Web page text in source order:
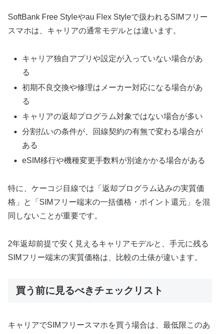
SoftBank Free Styleやau Flex Styleで扱われるSIMフリー
スマホは、キャリアの通常モデルとは違います。
キャリア独自アプリや設定が入っていない場合があ
る
初期不良交換や修理はメーカー対応になる場合があ
る
キャリアの返却プログラム対象ではない場合が多い
分割払いの条件が、回線契約の有無で変わる場合が
ある
eSIM移行や機種変更手数料が別途かかる場合がある
特に、ケーコジ目線では「返却プログラム込みの実質価
格」と「SIMフリー端末の一括価格・ポイント還元」を混
同しないことが重要です。
2年返却前提で安く見えるキャリアモデルと、手元に残る
SIMフリー端末の実質価格は、比較の土俵が違います。
買う前に見るべきチェックリスト
キャリアでSIMフリースマホを買う場合は、最低限このあ